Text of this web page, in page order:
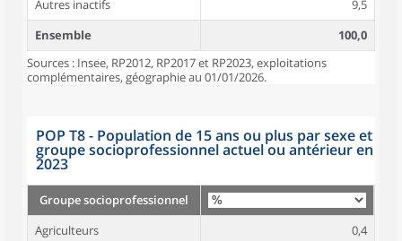
Autres inactifs
9,5
Ensemble
100,0
Sources : Insee, RP2012, RP2017 et RP2023, exploitations
complémentaires, géographie au 01/01/2026.
POP T8 - Population de 15 ans ou plus par sexe et
groupe socioprofessionnel actuel ou antérieur en
2023
Groupe socioprofessionnel
Agriculteurs
0,4